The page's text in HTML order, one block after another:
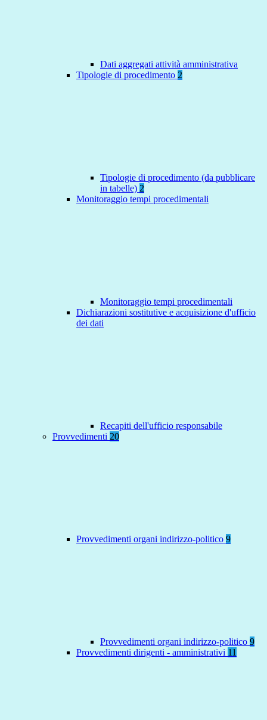
Dati aggregati attività amministrativa
Tipologie di procedimento 2
Tipologie di procedimento (da pubblicare
in tabelle) 2
Monitoraggio tempi procedimentali
Monitoraggio tempi procedimentali
Dichiarazioni sostitutive e acquisizione d'ufficio
dei dati
Recapiti dell'ufficio responsabile
Provvedimenti 20
Provvedimenti organi indirizzo-politico 9
Provvedimenti organi indirizzo-politico 9
Provvedimenti dirigenti - amministrativi 11